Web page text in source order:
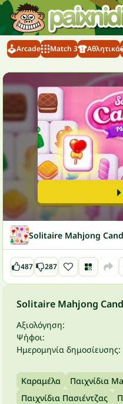
Arcade Match 3 Αθλητικά
Solitaire Mahjong
487 287
Solitaire Mahjong
Αξιολόγηση:
Ψήφοι:
Ημερομηνία δημοσίευσης:
Καραμέλα Παιχνίδια
Παιχνίδια Πασιέντζας